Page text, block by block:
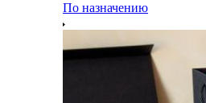
По назначению